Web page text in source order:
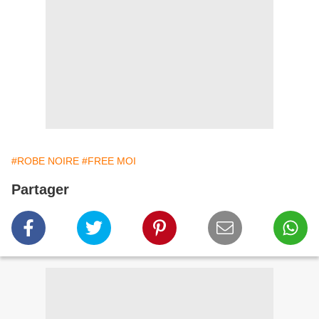
#ROBE NOIRE #FREE MOI
Partager